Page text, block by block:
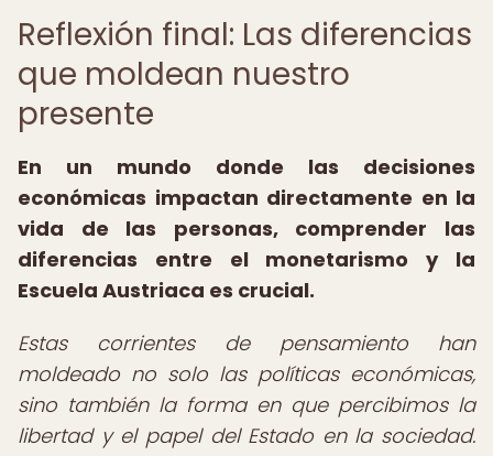
Reflexión final: Las diferencias
que moldean nuestro
presente
En un mundo donde las decisiones
económicas impactan directamente en la
vida de las personas, comprender las
diferencias entre el monetarismo y la
Escuela Austriaca es crucial.
Estas corrientes de pensamiento han
moldeado no solo las políticas económicas,
sino también la forma en que percibimos la
libertad y el papel del Estado en la sociedad.